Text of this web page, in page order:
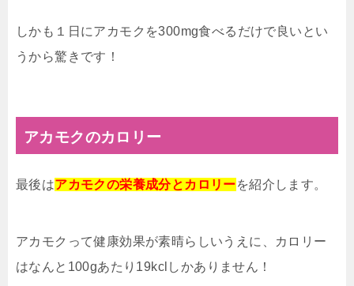
しかも１日にアカモクを300mg食べるだけで良いとい
うから驚きです！
アカモクのカロリー
最後はアカモクの栄養成分とカロリーを紹介します。
アカモクって健康効果が素晴らしいうえに、カロリー
はなんと100gあたり19kclしかありません！